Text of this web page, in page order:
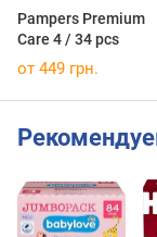
Pampers Premium
Care 4 / 34 pcs
от 449 грн.